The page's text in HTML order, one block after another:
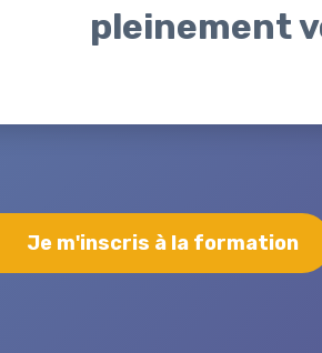
pleinement
Je m'inscris à la formation